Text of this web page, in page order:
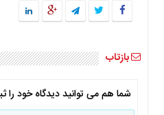
بازتاب
شما هم می توانید دیدگاه خود را